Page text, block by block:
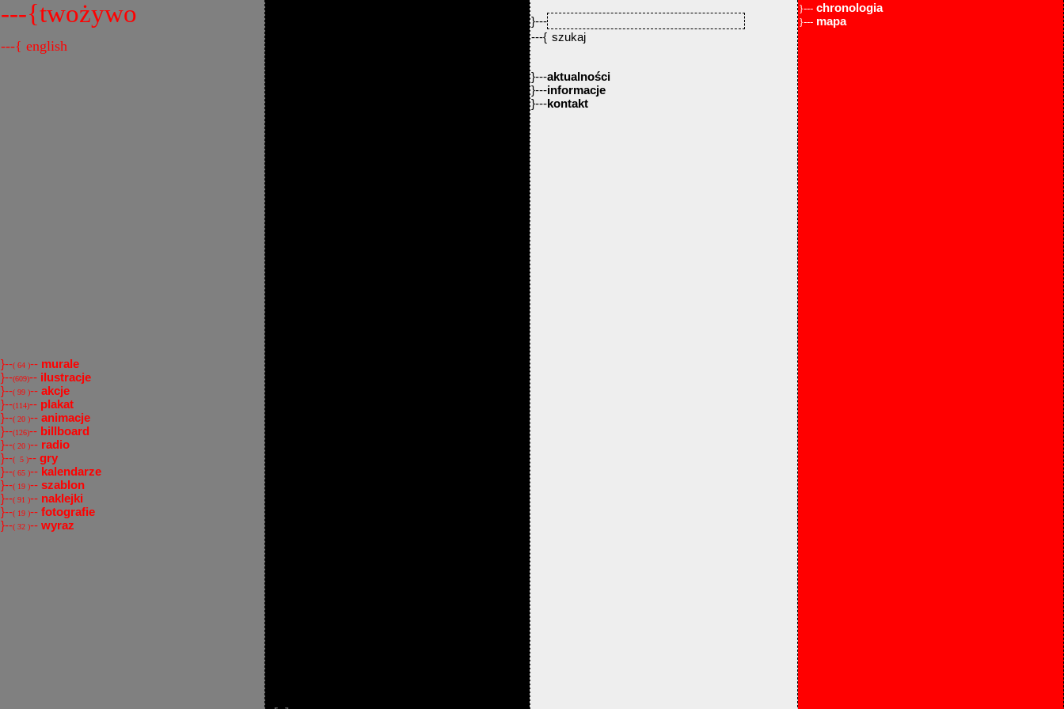
---{twożywo
---{ english
}--( 64 )-- murale
}--(609)-- ilustracje
}--( 99 )-- akcje
}--(114)-- plakat
}--( 20 )-- animacje
}--(126)-- billboard
}--( 20 )-- radio
}--( 5 )-- gry
}--( 65 )-- kalendarze
}--( 19 )-- szablon
}--( 91 )-- naklejki
}--( 19 )-- fotografie
}--( 32 )-- wyraz
}---
---{
}---aktualności
}---informacje
}---kontakt
}--- chronologia
}--- mapa